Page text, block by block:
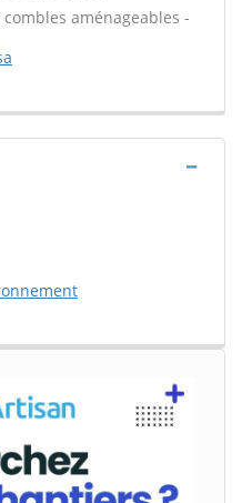
aménageables -